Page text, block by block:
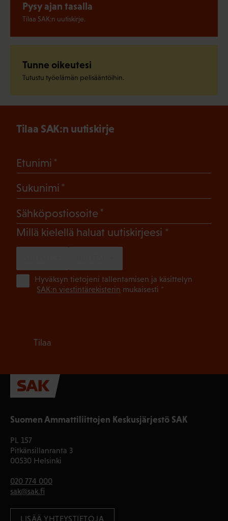
Pysy ajan tasalla
Tilaa SAK:n uutiskirje.
Tunne oikeutesi
Tutustu työelämän pelisääntöihin.
Suomen Ammattiliittojen Keskusjärjestö SAK
PL 157
Pitkänsillanranta 3
00530 Helsinki
020 774 000
sak@sak.fi
LISÄÄ YHTEYSTIETOJA
Tilaa SAK:n uutiskirje
Etunimi
Sukunimi
Sähköpostiosoite
Millä kielellä haluat uutiskirjeesi (Pakollinen)
Hyväksyn tietojeni tallentamisen ja käsittelyn
SAK:n viestintärekisterin mukaisesti *
Tilaa